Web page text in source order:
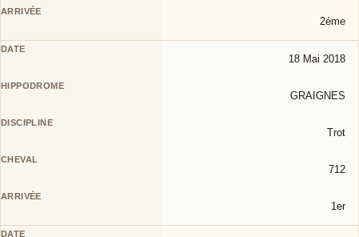
2éme
18 Mai 2018
GRAIGNES
Trot
712
1er